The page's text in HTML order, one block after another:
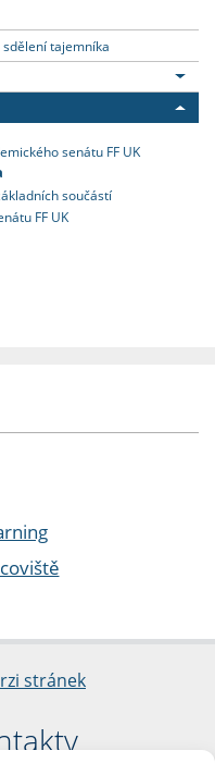
tajemníka
senátu FF UK
součástí
FF UK
stránek